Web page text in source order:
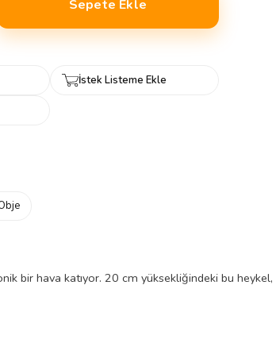
İstek Listeme Ekle
hava katıyor. 20 cm yüksekliğindeki bu